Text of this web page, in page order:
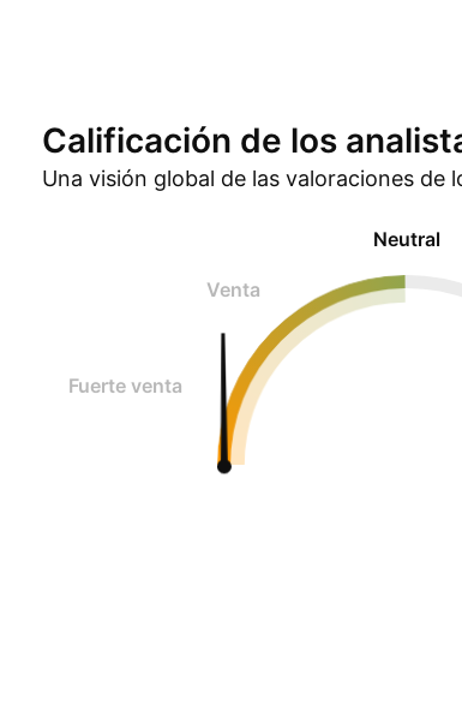
Calificación de los
Una visión global de las valoraciones de
Neutral
Venta
Fuerte venta